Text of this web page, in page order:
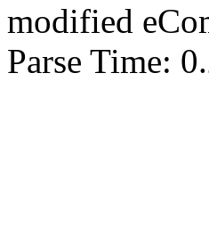
modified
Parse Time: